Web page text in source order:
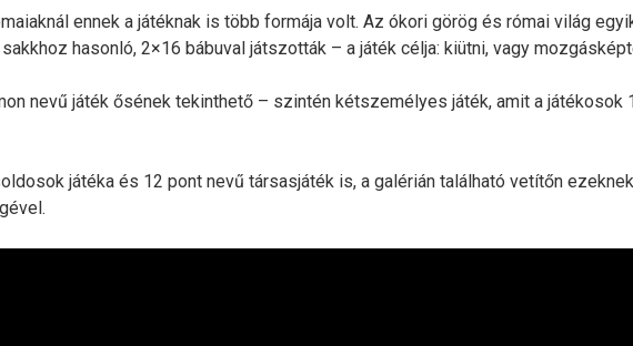
ennek a játéknak is több formája volt. Az ókori görög és római világ
hasonló, 2×16 bábuval játszották – a játék célja: kiütni, vagy
nevű játék ősének tekinthető – szintén kétszemélyes játék, amit a
játéka és 12 pont nevű társasjáték is, a galérián található vetítőn